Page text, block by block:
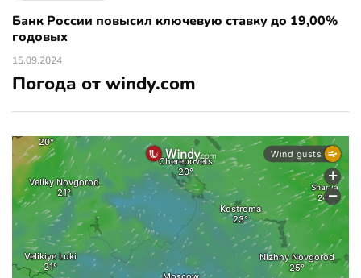
Банк России повысил ключевую ставку до 19,00%
годовых
15.09.2024
Погода от windy.com